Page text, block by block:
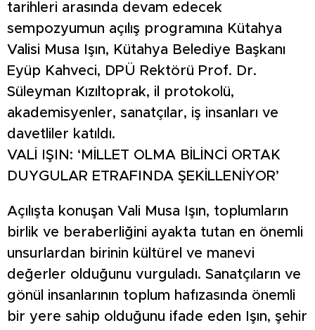
tarihleri arasında devam edecek
sempozyumun açılış programına Kütahya
Valisi Musa Işın, Kütahya Belediye Başkanı
Eyüp Kahveci, DPÜ Rektörü Prof. Dr.
Süleyman Kızıltoprak, il protokolü,
akademisyenler, sanatçılar, iş insanları ve
davetliler katıldı.
VALİ IŞIN: ‘MİLLET OLMA BİLİNCİ ORTAK
DUYGULAR ETRAFINDA ŞEKİLLENİYOR’
Açılışta konuşan Vali Musa Işın, toplumların
birlik ve beraberliğini ayakta tutan en önemli
unsurlardan birinin kültürel ve manevi
değerler olduğunu vurguladı. Sanatçıların ve
gönül insanlarının toplum hafızasında önemli
bir yere sahip olduğunu ifade eden Işın, şehir